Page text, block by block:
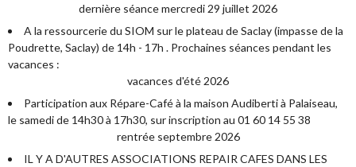
dernière séance mercredi 29 juillet 2026
A la ressourcerie du SIOM sur le plateau de Saclay (impasse de la
Poudrette, Saclay) de 14h - 17h . Prochaines séances pendant les
vacances :
vacances d'été 2026
Participation aux Répare-Café à la maison Audiberti à Palaiseau,
le samedi de 14h30 à 17h30, sur inscription au 01 60 14 55 38
rentrée septembre 2026
IL Y A D'AUTRES ASSOCIATIONS REPAIR CAFES DANS LES